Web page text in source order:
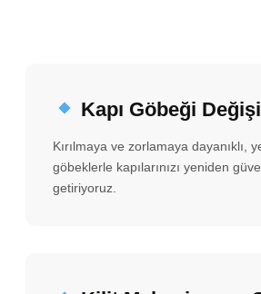
Kapı Göbeği
Kırılmaya ve zorlamaya dayanıklı,
göbeklerle kapılarınızı yeniden
getiriyoruz.